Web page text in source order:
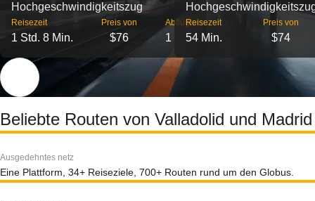
Hochgeschwindigkeitszug
Reisezeit
1 Std. 8 Min.
Preis von
$76
Abflüge
1
Reisezeit
54 Min.
Preis von
$74
Beliebte Routen von Valladolid und Madrid
Ausgedehntes netz
Eine Plattform, 34+ Reiseziele, 700+ Routen rund um den Globus.